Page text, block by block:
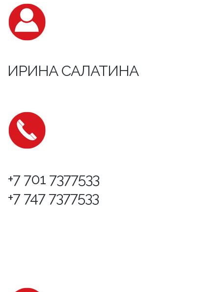
ИРИНА САЛАТИНА
+7 701 7377533
+7 747 7377533